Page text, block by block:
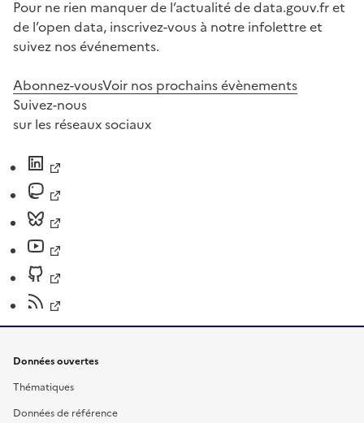
Pour ne rien manquer de l’actualité de data.gouv.fr et
de l’open data, inscrivez-vous à notre infolettre et
suivez nos événements.
Abonnez-vousVoir nos prochains évènements
Suivez-nous
sur les réseaux sociaux
Données ouvertes
Thématiques
Données de référence